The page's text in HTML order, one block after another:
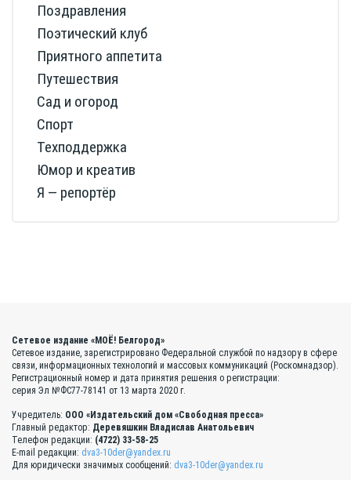
Поздравления
Поэтический клуб
Приятного аппетита
Путешествия
Сад и огород
Спорт
Техподдержка
Юмор и креатив
Я — репортёр
Сетевое издание «МОЁ! Белгород»
Сетевое издание, зарегистрировано Федеральной службой по надзору в сфере
связи, информационных технологий и массовых коммуникаций (Роскомнадзор).
Регистрационный номер и дата принятия решения о регистрации:
серия Эл №ФС77-78141 от 13 марта 2020 г.
Учредитель: ООО «Издательский дом «Свободная пресса»
Главный редактор: Деревяшкин Владислав Анатольевич
Телефон редакции: (4722) 33-58-25
E-mail редакции: dva3-10der@yandex.ru
Для юридически значимых сообщений: dva3-10der@yandex.ru